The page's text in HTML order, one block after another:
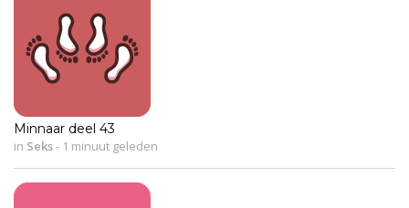
Minnaar deel 43
in Seks- 1 minuut geleden